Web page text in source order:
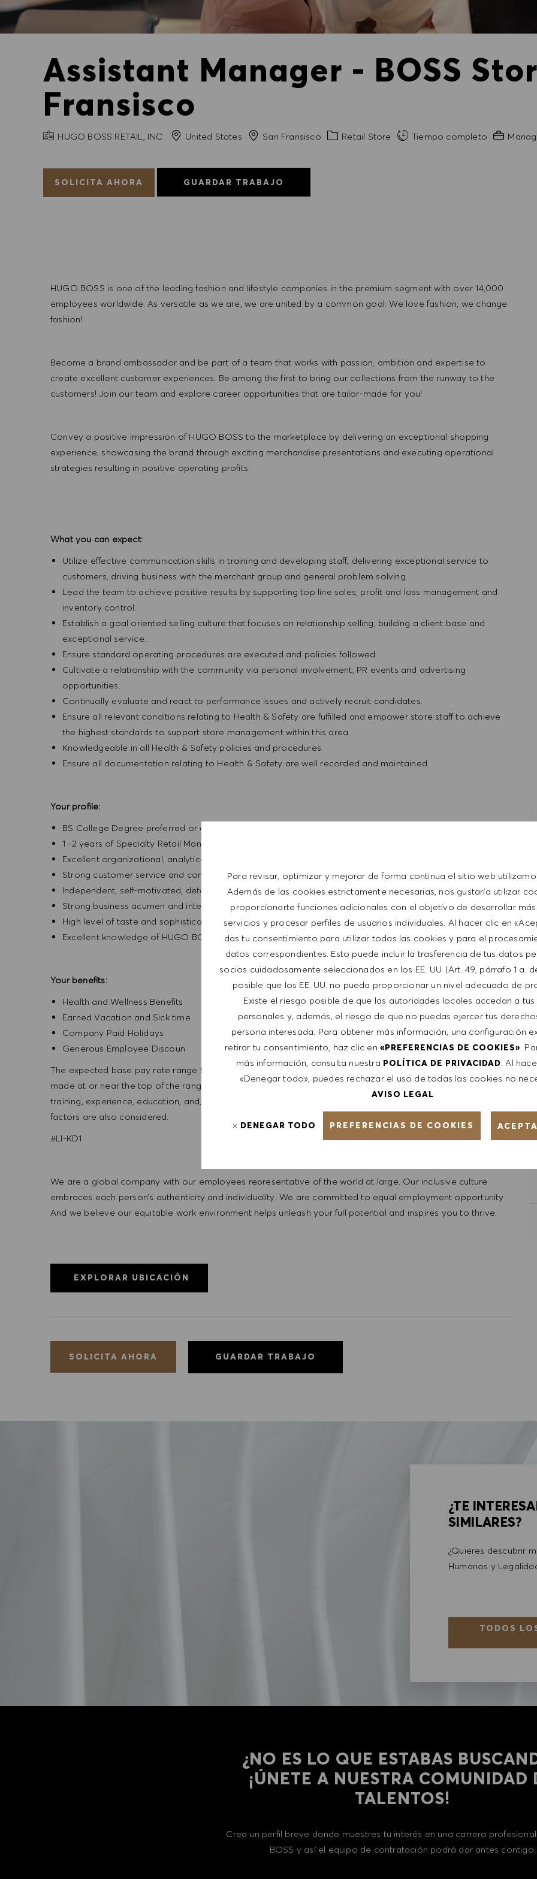
Para revisar, optimizar y mejorar de forma continua el sitio web
Además de las cookies estrictamente necesarias, nos gustaría utilizar
proporcionarte funciones adicionales con el objetivo de desarrollar
servicios y procesar perfiles de usuarios individuales. Al hacer clic en
das tu consentimiento para utilizar todas las cookies y para el
datos correspondientes. Esto puede incluir la trasferencia de tus datos
socios cuidadosamente seleccionados en los EE. UU. (Art. 49, párrafo 1 a.
posible que los EE. UU. no pueda proporcionar un nivel adecuado de
Existe el riesgo posible de que las autoridades locales accedan a
personales y, además, el riesgo de que no puedas ejercer tus
persona interesada. Para obtener más información, una configuración
retirar tu consentimiento, haz clic en «PREFERENCIAS DE COOKIES».
más información, consulta nuestra POLÍTICA DE PRIVACIDAD. Al
«Denegar todo», puedes rechazar el uso de todas las cookies no
AVISO LEGAL
PREFERENCIAS DE COOKIES
DENEGAR TODO
Assistant Manager - BOSS
Fransisco
NOMBRE DE LA EMPRESA
HUGO BOSS RETAIL, INC. United States CiudadSan Fransisco Categoría
Retail Store Tiempo completo
SOLICITA AHORA GUARDAR TRABAJO
HUGO BOSS is one of the leading fashion and lifestyle companies in the premium segment with over 14,000
employees worldwide. As versatile as we are, we are united by a common goal: We love fashion, we change
fashion!
Become a brand ambassador and be part of a team that works with passion, ambition and expertise to
create excellent customer experiences. Be among the first to bring our collections from the runway to the
customers! Join our team and explore career opportunities that are tailor-made for you!
Convey a positive impression of HUGO BOSS to the marketplace by delivering an exceptional shopping
experience, showcasing the brand through exciting merchandise presentations and executing operational
strategies resulting in positive operating profits.
What you can expect:
Utilize effective communication skills in training and developing staff, delivering exceptional service to
customers, driving business with the merchant group and general problem solving.
Lead the team to achieve positive results by supporting top line sales, profit and loss management and
inventory control.
Establish a goal oriented selling culture that focuses on relationship selling, building a client base and
exceptional service.
Ensure standard operating procedures are executed and policies followed.
Cultivate a relationship with the community via personal involvement, PR events and advertising
opportunities.
Continually evaluate and react to performance issues and actively recruit candidates.
Ensure all relevant conditions relating to Health & Safety are fulfilled and empower store staff to achieve
the highest standards to support store management within this area.
Knowledgeable in all Health & Safety policies and procedures.
Ensure all documentation relating to Health & Safety are well recorded and maintained.
Your profile:
BS College Degree preferred or equivalent experience
1 -2 years of Specialty Retail Management experience.
Excellent organizational, analytical, and leadership skills
Strong customer service and communication skills
Independent, self-motivated, detail-oriented, and entrepreneurial
Strong business acumen and interpersonal skills
High level of taste and sophistication consistent with the HUGO BOSS lifestyle philosophy
Excellent knowledge of HUGO BOSS products
Your benefits:
Health and Wellness Benefits
Earned Vacation and Sick time
Company Paid Holidays
Generous Employee Discoun
The expected base pay rate range for this position is from $25/hrto $25/hr. It is not typical for offers to be
made at or near the top of the range. Offers are based on a wide range of factors including relevant skills,
training, experience, education, and, where applicable, certifications
obtained . Market and organizational
factors are also considered.
#LI-KD1
We are a global company with our employees representative of the world at large. Our inclusive culture
embraces each person’s authenticity and individuality. We are committed to equal employment opportunity.
And we believe our equitable work environment helps unleash your full potential and inspires you to thrive.
EXPLORAR UBICACIÓN
SOLICITA AHORA GUARDAR TRABAJO
¿TE
SIMILARES?
¿Quieres descubrir
Humanos y
TODOS
¿NO ES LO QUE ESTABAS
​​​​​​​¡ÚNETE A NUESTRA COMUNIDAD
TALENTOS!
Crea un perfil breve donde muestres tu interés en una carrera
BOSS y así el equipo de contratación podrá dar antes contigo.